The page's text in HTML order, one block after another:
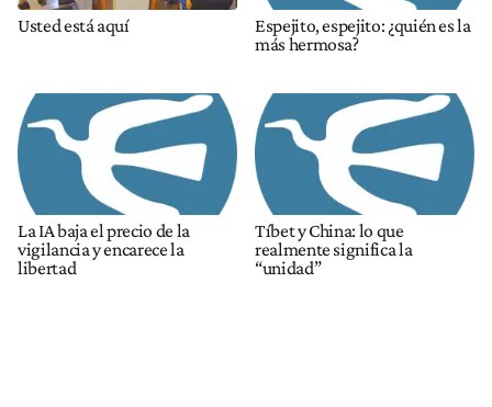
Usted está aquí
Espejito, espejito: ¿quién es la
más hermosa?
La IA baja el precio de la
vigilancia y encarece la
libertad
Tíbet y China: lo que
realmente significa la
“unidad”